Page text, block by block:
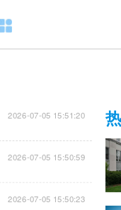
2026-07-05 15:51:20
2026-07-05 15:50:59
2026-07-05 15:50:23